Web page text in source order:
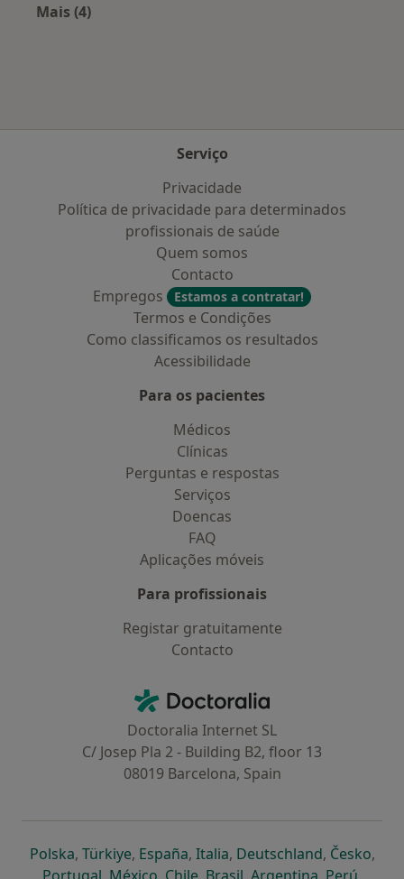
Mais (4)
Serviço
Privacidade
Política de privacidade para determinados
profissionais de saúde
Quem somos
Contacto
Empregos
Estamos a contratar!
Termos e Condições
Como classificamos os resultados
Acessibilidade
Para os pacientes
Médicos
Clínicas
Perguntas e respostas
Serviços
Doencas
FAQ
Aplicações móveis
Para profissionais
Registar gratuitamente
Contacto
Doctoralia - Homepage
Doctoralia Internet SL
C/ Josep Pla 2 - Building B2, floor 13
08019 Barcelona, Spain
Polskaabre num novo separador
, Türkiyeabre num novo separador
, Españaabre num novo separador
, Italiaabre num novo
, Deutschlandabre num
, Česko,
abre num novo separador
abre num novo separador
abre num novo separador
abre num novoabre num